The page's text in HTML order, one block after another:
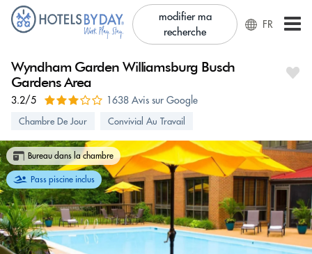
modifier ma
recherche
FR
Wyndham Garden Williamsburg Busch
Gardens Area
3.2/5 1638 Avis sur Google
Chambre De Jour Convivial Au Travail
Bureau dans la chambre
Pass piscine inclus